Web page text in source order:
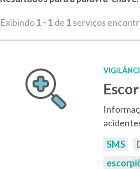
Exibindo1 - 1 de 1 serviços
Palavras-
SMS